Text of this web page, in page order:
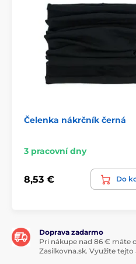
Čelenka nákrčník černá
3 pracovní dny
8,53 € Do
Doprava zadarmo
Pri nákupe nad 86 € máte
Zasilkovna.sk. Využite tejto